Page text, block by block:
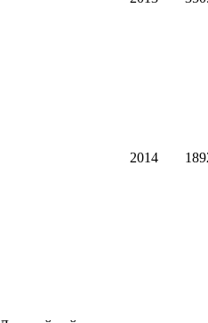
2014